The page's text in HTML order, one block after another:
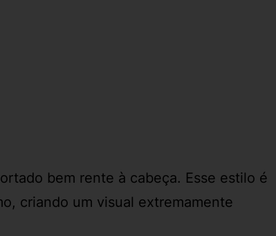
bem rente à cabeça. Esse estilo é
criando um visual extremamente